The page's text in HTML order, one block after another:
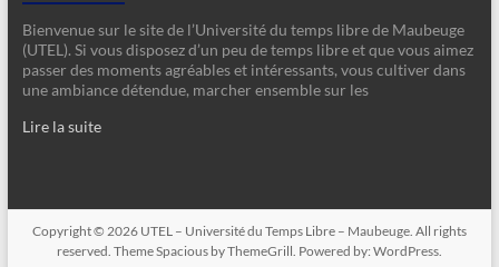
Bienvenue sur le site de l’Université du temps libre de Maubeuge
(UTEL). Si vous disposez d’un peu de temps libre et que vous aimez
passer des moments agréables et intéressants, vous cultiver dans
une ambiance détendue, marcher ensemble sur les
Lire la suite
Copyright © 2026 UTEL – Université du Temps Libre – Maubeuge. All rights
reserved. ThemeSpaciousby ThemeGrill. Powered by: WordPress.